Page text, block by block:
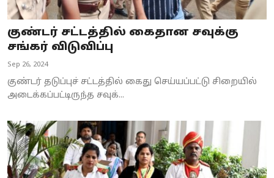
குண்டர் சட்டத்தில் கைதான சவுக்கு
சங்கர் விடுவிப்பு
Sep 26, 2024
குண்டர் தடுப்புச் சட்டத்தில் கைது செய்யப்பட்டு சிறையில்
அடைக்கப்பட்டிருந்த சவுக்...